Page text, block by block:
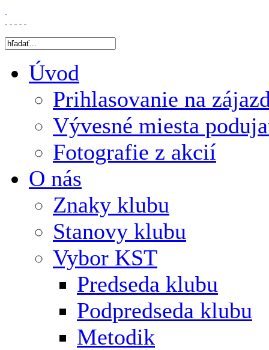
Úvod
Prihlasovanie na
Vývesné miesta
Fotografie z akcií
O nás
Znaky klubu
Stanovy klubu
Vybor KST
Predseda klubu
Podpredseda klubu
Metodik